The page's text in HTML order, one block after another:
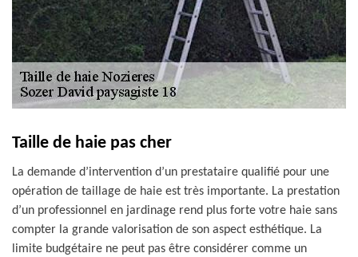
Taille de haie pas cher
La demande d’intervention d’un prestataire qualifié pour une
opération de taillage de haie est très importante. La prestation
d’un professionnel en jardinage rend plus forte votre haie sans
compter la grande valorisation de son aspect esthétique. La
limite budgétaire ne peut pas être considérer comme un